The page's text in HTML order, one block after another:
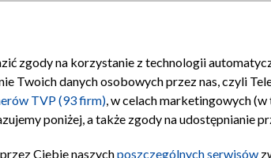
Polityka prywatności Moje zgody
zgody na korzystanie z technologii
Twoich danych osobowych przez nas, czyli
TVP (93 firm), w celach marketingowych
poniżej, a także zgody na udostępnianie
Ciebie naszychposzczególnych serwisów